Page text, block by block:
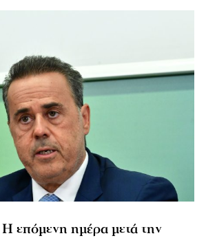
επόμενη ημέρα μετά την